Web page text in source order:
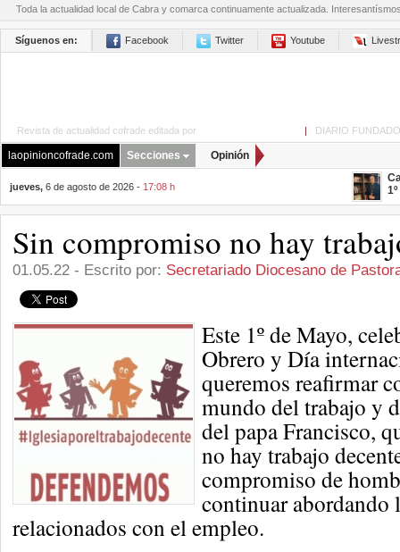
Toda la actualidad local de Cabra y comarca continuamente actualizada.
Síguenos en: Facebook Twitter Youtube
Revista de actualidad cofrade editada por | DIARIO
laopinioncofrade.com Secciones Opinión
jueves, 6 de agosto de 2026 - 17:08 h
Sin compromiso no hay
01.05.22 - Escrito por: Secretariado Diocesano de
Este 1º de Mayo,
Obrero y Día
queremos reafirmar
mundo del trabajo y
del papa Francisco,
no hay trabajo
compromiso de
continuar abordando
relacionados con el empleo.